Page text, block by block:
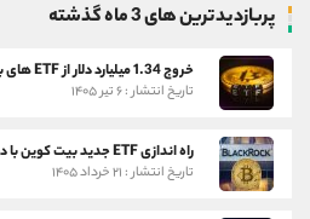
پربازدیدترین های 3 ماه گذشته
خروج 1.34 میلیارد دلار از ETF های بیت کوین در یک هفته
تاریخ انتشار : ۶ تیر ۱۴۰۵
راه اندازی ETF جدید بیت کوین با درآمد ماهانه
تاریخ انتشار : ۲۱ خرداد ۱۴۰۵